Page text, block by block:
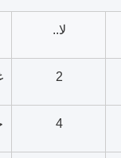
لا..
2
4